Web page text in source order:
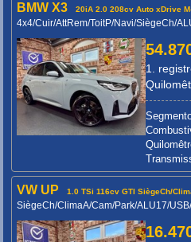
BMW X3 20iA 2.0 208cv Auto xDrive
4x4/Cuir/AttRem/ToitP/Navi/SiègeCh/
1.
VW UP 1.0 TSi 116cv GTI SiègeCh/
SiègeCh/ClimaA/Cam/Park/ALU17/